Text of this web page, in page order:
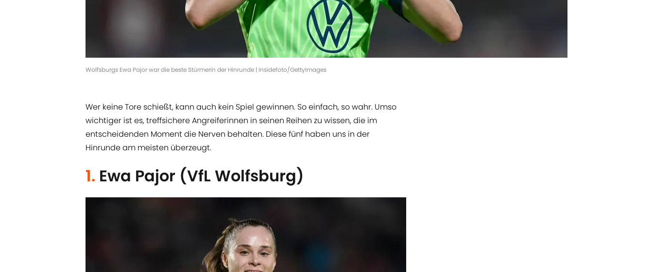
Wolfsburgs Ewa Pajor war die beste Stürmerin der Hinrunde | Insidefoto/GettyImages
Wer keine Tore schießt, kann auch kein Spiel gewinnen. So einfach, so wahr. Umso
wichtiger ist es, treffsichere Angreiferinnen in seinen Reihen zu wissen, die im
entscheidenden Moment die Nerven behalten. Diese fünf haben uns in der
Hinrunde am meisten überzeugt.
1. Ewa Pajor (VfL Wolfsburg)